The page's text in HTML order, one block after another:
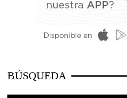
BÚSQUEDA